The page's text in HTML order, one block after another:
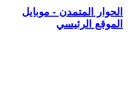
الحوار المتمدن - موبايل
الموقع الرئيسي